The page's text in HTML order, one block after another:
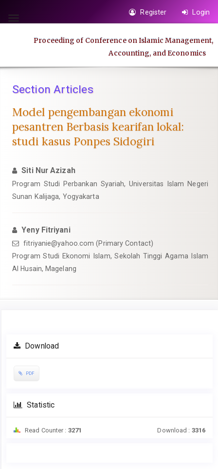
jump
Main
Main
Content
Toggle
Register Login
Proceeding of Conference on Islamic Management,
Accounting, and Economics
Section Articles
Model pengembangan ekonomi
pesantren Berbasis kearifan lokal:
studi kasus Ponpes Sidogiri
Siti Nur Azizah
Program Studi Perbankan Syariah, Universitas Islam Negeri
Sunan Kalijaga, Yogyakarta
Yeny Fitriyani
fitriyanie@yahoo.com (Primary Contact)
Program Studi Ekonomi Islam, Sekolah Tinggi Agama Islam
Al Husain, Magelang
Article
Sidebar
Download
PDF
Statistic
Read Counter : 3271 Download : 3316